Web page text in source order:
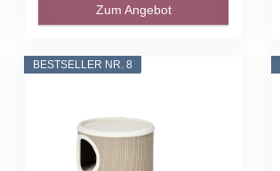
Zum Angebot
BESTSELLER NR. 8